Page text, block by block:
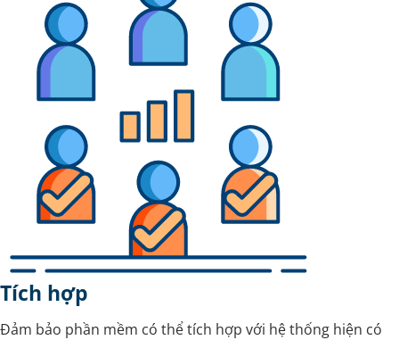
Tích hợp
Đảm bảo phần mềm có thể tích hợp với hệ thống hiện có